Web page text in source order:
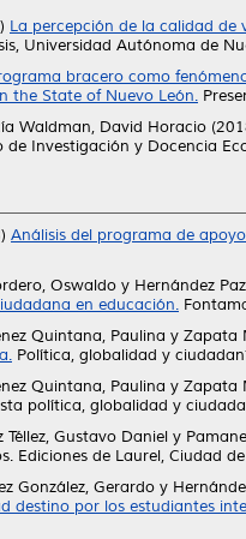
La percepción de la calidad
Universidad Autónoma de
bracero como
the State of Nuevo León.
Waldman, David Horacio
Investigación y Docencia
Análisis del programa de
Oswaldo y Hernández
en educación.
Quintana, Paulina y Zapata
Política, globalidad y
Quintana, Paulina y Zapata
política, globalidad y
Téllez, Gustavo Daniel y
Ediciones de Laurel, Ciudad
González, Gerardo y
destino por los estudiantes